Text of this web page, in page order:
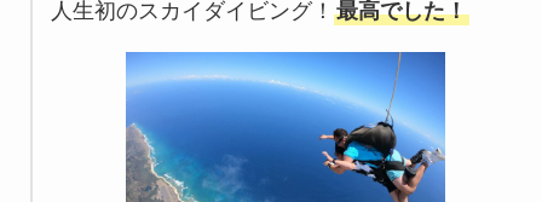
人生初のスカイダイビング！ 最高でした！